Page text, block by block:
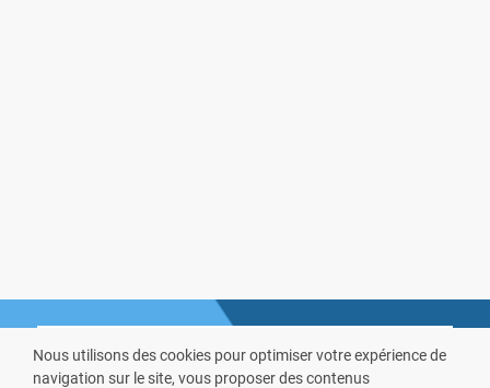
Nous utilisons des cookies pour optimiser votre expérience de
navigation sur le site, vous proposer des contenus